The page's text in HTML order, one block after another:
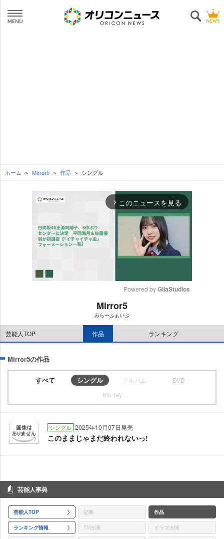
ホーム Mirror5 作品 シングル
arrow_forward_ios このニュースを見る
e
Powered by GliaStudios
Mirror5
みらーふぁいぶ
芸能人TOP 作品 ランキング
Mirror5の作品
すべて シングル アルバム
DVD
Blu-ray
シングル 2025年10月07日発売
このままじゃまだ終われないっ!
芸能人事典
芸能人TOP 記事 作品
ランキング情報 TV出演 ドラマ出演